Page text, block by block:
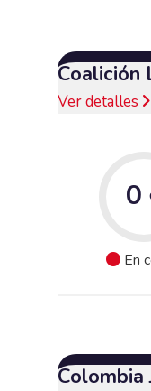
Coalición
Ver detalles
0
En
Colombia